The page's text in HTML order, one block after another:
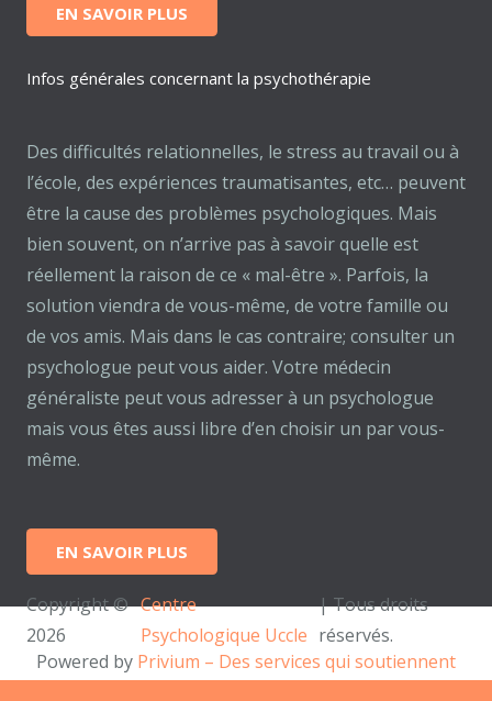
EN SAVOIR PLUS
Infos générales concernant la psychothérapie
Des difficultés relationnelles, le stress au travail ou à
l’école, des expériences traumatisantes, etc… peuvent
être la cause des problèmes psychologiques. Mais
bien souvent, on n’arrive pas à savoir quelle est
réellement la raison de ce « mal-être ». Parfois, la
solution viendra de vous-même, de votre famille ou
de vos amis. Mais dans le cas contraire; consulter un
psychologue peut vous aider. Votre médecin
généraliste peut vous adresser à un psychologue
mais vous êtes aussi libre d’en choisir un par vous-
même.
EN SAVOIR PLUS
Copyright ©
2026
Centre
Psychologique Uccle
| Tous droits
réservés.
Powered by Privium – Des services qui soutiennent